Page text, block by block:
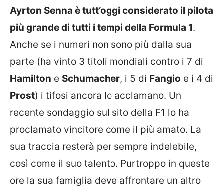
Ayrton Senna è tutt’oggi considerato il pilota
più grande di tutti i tempi della Formula 1.
Anche se i numeri non sono più dalla sua
parte (ha vinto 3 titoli mondiali contro i 7 di
Hamilton e Schumacher, i 5 di Fangio e i 4 di
Prost) i tifosi ancora lo acclamano. Un
recente sondaggio sul sito della F1 lo ha
proclamato vincitore come il più amato. La
sua traccia resterà per sempre indelebile,
così come il suo talento. Purtroppo in queste
ore la sua famiglia deve affrontare un altro